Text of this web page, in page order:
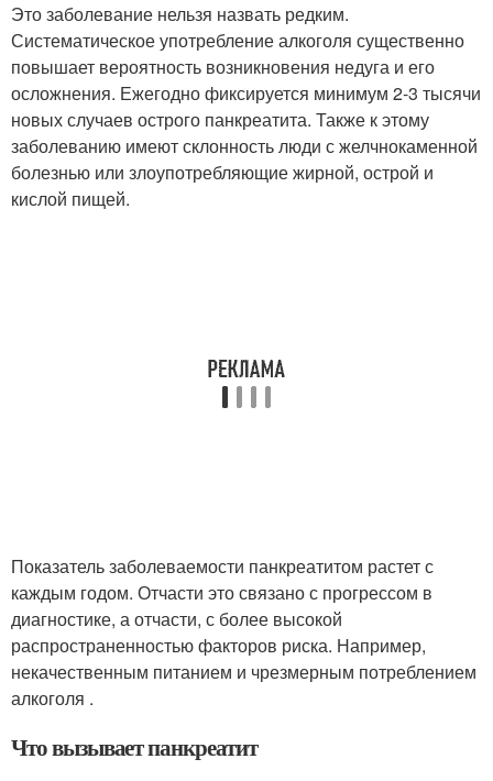
Это заболевание нельзя назвать редким.
Систематическое употребление алкоголя существенно
повышает вероятность возникновения недуга и его
осложнения. Ежегодно фиксируется минимум 2-3 тысячи
новых случаев острого панкреатита. Также к этому
заболеванию имеют склонность люди с желчнокаменной
болезнью или злоупотребляющие жирной, острой и
кислой пищей.
Показатель заболеваемости панкреатитом растет с
каждым годом. Отчасти это связано с прогрессом в
диагностике, а отчасти, с более высокой
распространенностью факторов риска. Например,
некачественным питанием и чрезмерным потреблением
алкоголя .
Что вызывает панкреатит